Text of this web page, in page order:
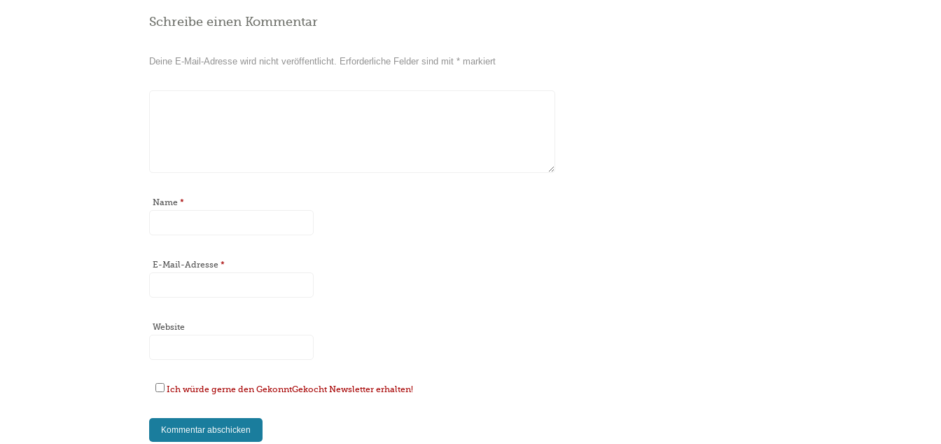
Schreibe einen Kommentar
Deine E-Mail-Adresse wird nicht veröffentlicht. Erforderliche Felder sind mit * markiert
Name *
E-Mail-Adresse *
Website
Ich würde gerne den GekonntGekocht Newsletter erhalten!